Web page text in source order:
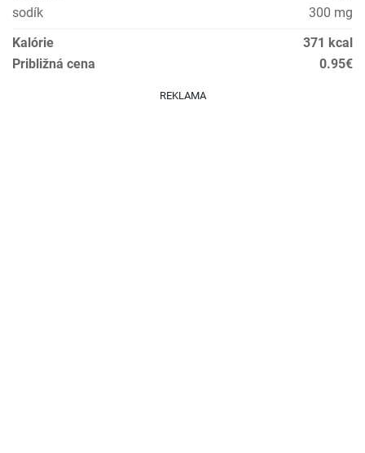
sodík
300 mg
Kalórie
371 kcal
Približná cena
0.95€
REKLAMA